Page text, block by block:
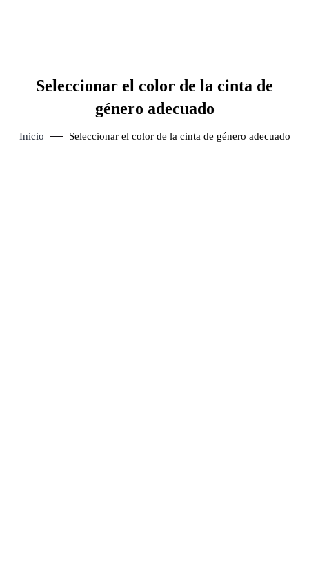
Seleccionar el color de la cinta de
género adecuado
Inicio Seleccionar el color de la cinta de género adecuado